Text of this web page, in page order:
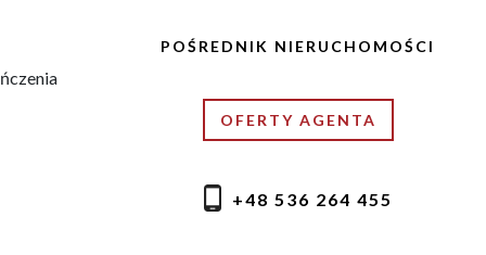
POŚREDNIK NIERUCHOMOŚCI
OFERTY AGENTA
+48 536 264 455